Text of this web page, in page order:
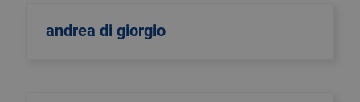
andrea di giorgio